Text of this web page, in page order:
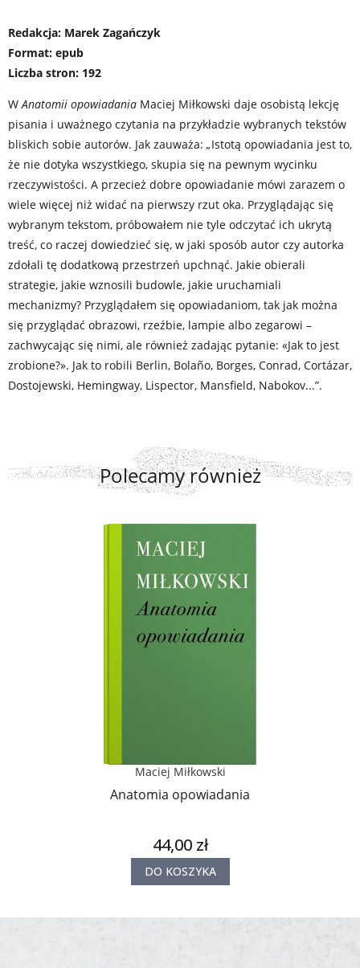
Redakcja: Marek Zagańczyk
Format: epub
Liczba stron: 192
WAnatomii opowiadania Maciej Miłkowski daje osobistą lekcję
pisania i uważnego czytania na przykładzie wybranych tekstów
bliskich sobie autorów. Jak zauważa: „Istotą opowiadania jest to,
że nie dotyka wszystkiego, skupia się na pewnym wycinku
rzeczywistości. A przecież dobre opowiadanie mówi zarazem o
wiele więcej niż widać na pierwszy rzut oka. Przyglądając się
wybranym tekstom, próbowałem nie tyle odczytać ich ukrytą
treść, co raczej dowiedzieć się, w jaki sposób autor czy autorka
zdołali tę dodatkową przestrzeń upchnąć. Jakie obierali
strategie, jakie wznosili budowle, jakie uruchamiali
mechanizmy? Przyglądałem się opowiadaniom, tak jak można
się przyglądać obrazowi, rzeźbie, lampie albo zegarowi –
zachwycając się nimi, ale również zadając pytanie: «Jak to jest
zrobione?». Jak to robili Berlin, Bolaño, Borges, Conrad, Cortázar,
Dostojewski, Hemingway, Lispector, Mansfield, Nabokov...”.
Polecamy również
Maciej Miłkowski
Anatomia opowiadania
44,00 zł
DO KOSZYKA